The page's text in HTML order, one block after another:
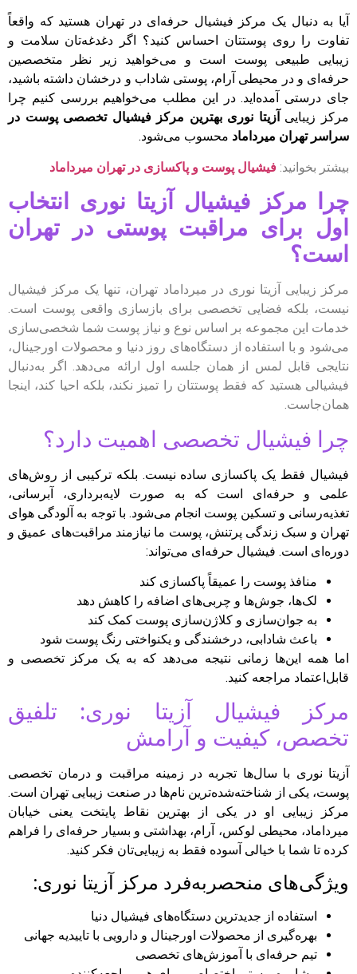
آیا به دنبال یک مرکز فیشیال حرفه‌ای در تهران هستید که واقعاً
تفاوت را روی پوستتان احساس کنید؟ اگر دغدغه‌تان سلامت و
زیبایی طبیعی پوست است و می‌خواهید زیر نظر متخصصین
حرفه‌ای و در محیطی آرام، پوستی شاداب و درخشان داشته باشید،
جای درستی آمده‌اید. در این مطلب می‌خواهیم بررسی کنیم چرا
مرکز زیبایی آزیتا نوری بهترین مرکز فیشیال تخصصی پوست در
سراسر تهران میرداماد محسوب می‌شود.
بیشتر بخوانید: فیشیال پوست و پاکسازی در تهران میرداماد
چرا مرکز فیشیال آزیتا نوری انتخاب
اول برای مراقبت پوستی در تهران
است؟
مرکز زیبایی آزیتا نوری در میرداماد تهران، تنها یک مرکز فیشیال
نیست، بلکه فضایی تخصصی برای بازسازی واقعی پوست است.
خدمات این مجموعه بر اساس نوع و نیاز پوست شما شخصی‌سازی
می‌شود و با استفاده از دستگاه‌های روز دنیا و محصولات اورجینال،
نتایجی قابل لمس از همان جلسه اول ارائه می‌دهد. اگر به‌دنبال
فیشیالی هستید که فقط پوستتان را تمیز نکند، بلکه احیا کند، اینجا
همان‌جاست.
چرا فیشیال تخصصی اهمیت دارد؟
فیشیال فقط یک پاکسازی ساده نیست. بلکه ترکیبی از روش‌های
علمی و حرفه‌ای است که به صورت لایه‌برداری، آبرسانی،
تغذیه‌رسانی و تسکین پوست انجام می‌شود. با توجه به آلودگی هوای
تهران و سبک زندگی پرتنش، پوست ما نیازمند مراقبت‌های عمیق و
دوره‌ای است. فیشیال حرفه‌ای می‌تواند:
منافذ پوست را عمیقاً پاکسازی کند
لک‌ها، جوش‌ها و چربی‌های اضافه را کاهش دهد
به جوان‌سازی و کلاژن‌سازی پوست کمک کند
باعث شادابی، درخشندگی و یکنواختی رنگ پوست شود
اما همه این‌ها زمانی نتیجه‌ می‌دهد که به یک مرکز تخصصی و
قابل‌اعتماد مراجعه کنید.
مرکز فیشیال آزیتا نوری: تلفیق
تخصص، کیفیت و آرامش
آزیتا نوری با سال‌ها تجربه در زمینه مراقبت و درمان تخصصی
پوست، یکی از شناخته‌شده‌ترین نام‌ها در صنعت زیبایی تهران است.
مرکز زیبایی او در یکی از بهترین نقاط پایتخت یعنی خیابان
میرداماد، محیطی لوکس، آرام، بهداشتی و بسیار حرفه‌ای را فراهم
کرده تا شما با خیالی آسوده فقط به زیبایی‌تان فکر کنید.
ویژگی‌های منحصربه‌فرد مرکز آزیتا نوری:
استفاده از جدیدترین دستگاه‌های فیشیال دنیا
بهره‌گیری از محصولات اورجینال و دارویی با تاییدیه جهانی
تیم حرفه‌ای با آموزش‌های تخصصی